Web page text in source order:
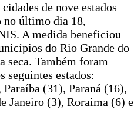
de nove estados
no último dia 18,
A medida beneficiou
do Rio Grande do
seca. Também foram
seguintes estados:
(31), Paraná (16),
Janeiro (3), Roraima (6) e